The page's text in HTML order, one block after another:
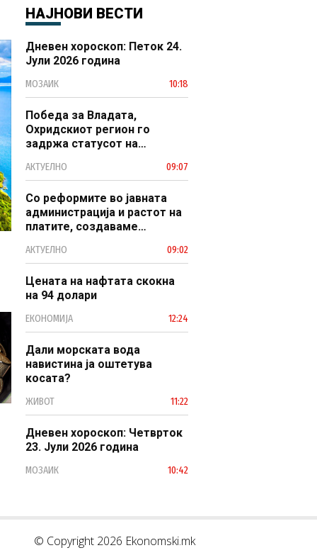
НАЈНОВИ ВЕСТИ
Дневен хороскоп: Петок 24.
Јули 2026 година
МОЗАИК 10:18
Победа за Владата,
Охридскиот регион го
задржа статусот на
наследство
АКТУЕЛНО 09:07
Со реформите во јавната
администрација и растот на
платите, создаваме
модерен јавен сектор
АКТУЕЛНО 09:02
Цената на нафтата скокна
на 94 долари
ЕКОНОМИЈА 12:24
Дали морската вода
навистина ја оштетува
косата?
ЖИВОТ 11:22
Дневен хороскоп: Четврток
23. Јули 2026 година
МОЗАИК 10:42
© Copyright 2026 Ekonomski.mk